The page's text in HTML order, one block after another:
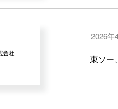
2026年
東ソー